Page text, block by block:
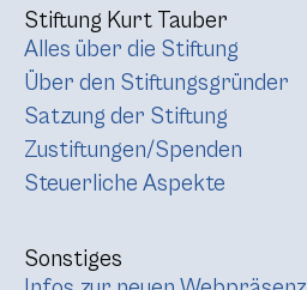
Stiftung Kurt Tauber
Alles über die Stiftung
Über den Stiftungsgründer
Satzung der Stiftung
Zustiftungen/Spenden
Steuerliche Aspekte
Sonstiges